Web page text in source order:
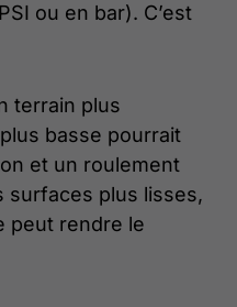
ou en bar). C’est
terrain plus
basse pourrait
et un roulement
surfaces plus lisses,
peut rendre le